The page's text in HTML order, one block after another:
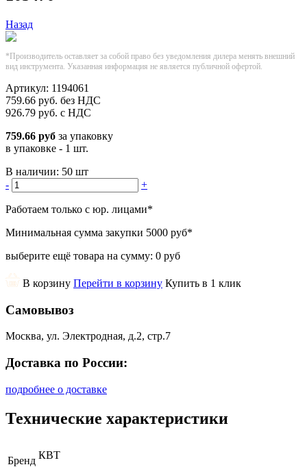
Назад
*Производитель оставляет за собой право без уведомления дилера менять внешний
вид инструмента. Указанная информация не является публичной офертой.
Артикул: 1194061
759.66 руб. без НДС
926.79 руб. с НДС
759.66 руб за упаковку
в упаковке - 1 шт.
В наличии: 50 шт
-
+
Работаем только с юр. лицами*
Минимальная сумма закупки 5000 руб*
выберите ещё товара на сумму: 0 руб
В корзину Перейти в корзину Купить в 1 клик
Самовывоз
Москва, ул. Электродная, д.2, стр.7
Доставка по России:
подробнее о доставке
Технические характеристики
Бренд КВТ